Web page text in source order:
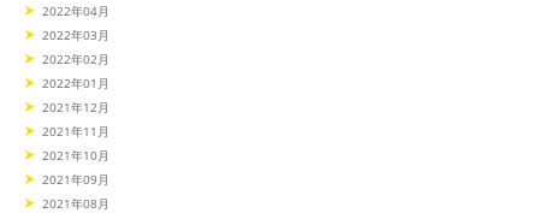
2022年04月
2022年03月
2022年02月
2022年01月
2021年12月
2021年11月
2021年10月
2021年09月
2021年08月